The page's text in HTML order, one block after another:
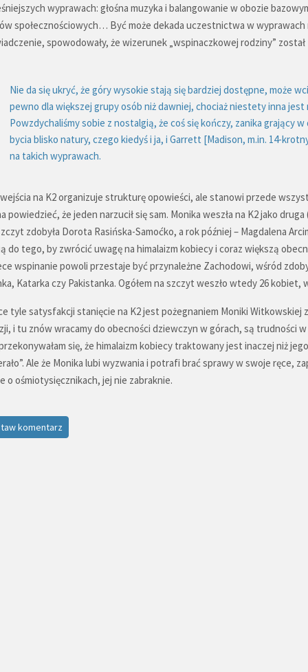
wyprawach: głośna muzyka i balangowanie w obozie
społecznościowych… Być może dekada uczestnictwa w
spowodowały, że wizerunek „wspinaczkowej rodziny”
Nie da się ukryć, że góry wysokie stają się bardziej dostępne, może
pewno dla większej grupy osób niż dawniej, chociaż niestety inna jest
Powzdychaliśmy sobie z nostalgią, że coś się kończy, zanika grający
bycia blisko natury, czego kiedyś i ja, i Garrett [Madison, m.in. 14-
na takich wyprawach.
na K2 organizuje strukturę opowieści, ale stanowi przede
powiedzieć, że jeden narzucił się sam. Monika weszła na K2 jako
zdobyła Dorota Rasińska-Samoćko, a rok później – Magdalena
do tego, by zwrócić uwagę na himalaizm kobiecy i coraz większą
wspinanie powoli przestaje być przynależne Zachodowi, wśród
Katarka czy Pakistanka. Ogółem na szczyt weszło wtedy 26
tyle satysfakcji stanięcie na K2 jest pożegnaniem Moniki Witkowskiej
i tu znów wracamy do obecności dziewczyn w górach, są trudności
się, że himalaizm kobiecy traktowany jest inaczej niż
Ale że Monika lubi wyzwania i potrafi brać sprawy w swoje ręce,
o ośmiotysięcznikach, jej nie zabraknie.
komentarz